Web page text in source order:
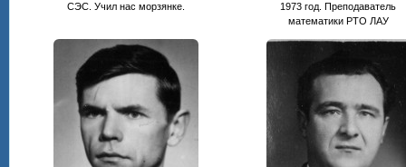
СЭС. Учил нас морзянке.
1973 год. Преподаватель
математики РТО ЛАУ